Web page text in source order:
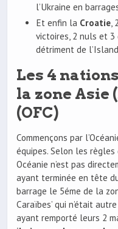
l’Ukraine en
Et enfin la Croatie,
victoires, 2 nuls et 3
détriment de
Les 4
la zone Asie
(OFC)
Commençons par
équipes. Selon les
Océanie n’est pas
ayant terminée en tête
barrage le 5éme de la
Caraïbes’ qui n’était
ayant remporté leurs 2